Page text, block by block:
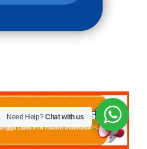
Need Help?Chat with us